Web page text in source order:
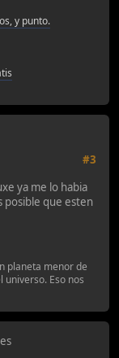
y punto.
#3
ya me lo habia
posible que esten
planeta menor de
Eso nos